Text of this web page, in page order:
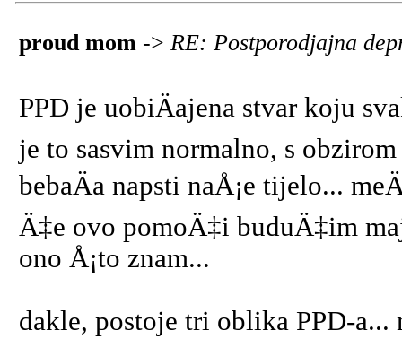
proud mom -> RE: Postporodjajna
PPD je uobiÄajena stvar koju
je to sasvim normalno, s
bebaÄa napsti naÅ¡e tijelo...
Ä‡e ovo pomoÄ‡i buduÄ‡im
ono Å¡to znam...
dakle, postoje tri oblika PPD-